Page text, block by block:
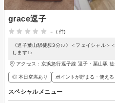
grace逗子
-
(-件)
《逗子葉山駅徒歩3分♪♪》＜フェイシャル＞
します♪♪
アクセス：京浜急行逗子線 逗子・葉山駅
◎ 本日空席あり ポイントが貯まる・使える
スペシャルメニュー